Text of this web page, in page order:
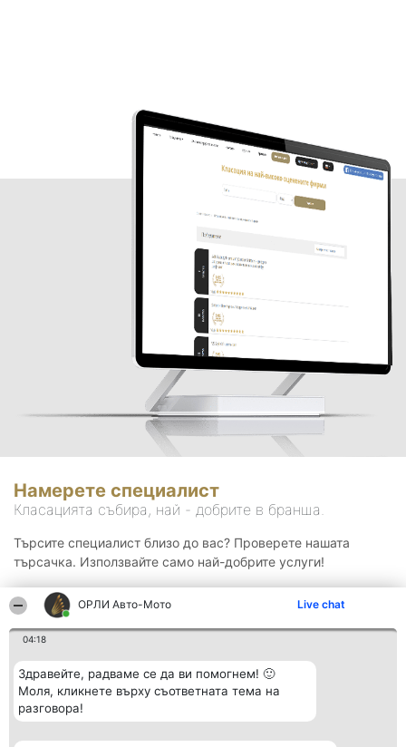
ОРЛИ Aвто-Mото Live chat
04:18
Здравейте, радваме се да ви помогнем! 🙂
Моля, кликнете върху съответната тема на
разговора!
Намерете специалист
Класацията събира, най - добрите в бранша.
Търсите специалист близо до вас? Проверете нашата
търсачка. Използвайте само най-добрите услуги!